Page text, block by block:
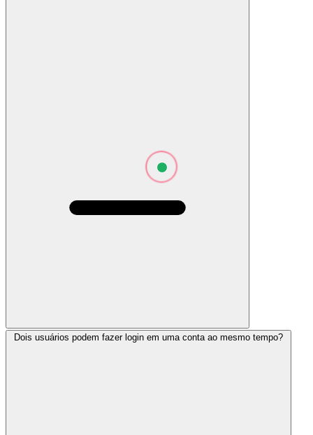
Dois usuários podem fazer login em uma conta ao mesmo tempo?